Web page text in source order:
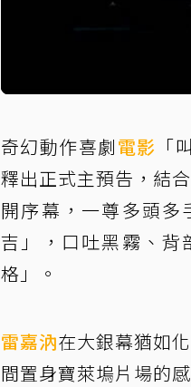
奇幻動作喜劇電影 「
釋出正式主預告，結
開序幕，一尊多頭
吉」，口吐黑霧、背
格」。
雷嘉汭在大銀幕猶如
間置身寶萊塢片場的